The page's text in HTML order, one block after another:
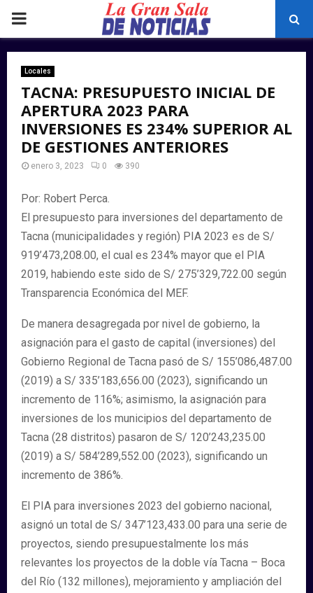
PRIMARY
MENU
Locales
TACNA: PRESUPUESTO INICIAL DE
APERTURA 2023 PARA
INVERSIONES ES 234% SUPERIOR AL
DE GESTIONES ANTERIORES
enero 3, 2023 0 390
Por: Robert Perca.
El presupuesto para inversiones del departamento de
Tacna (municipalidades y región) PIA 2023 es de S/
919’473,208.00, el cual es 234% mayor que el PIA
2019, habiendo este sido de S/ 275’329,722.00 según
Transparencia Económica del MEF.
De manera desagregada por nivel de gobierno, la
asignación para el gasto de capital (inversiones) del
Gobierno Regional de Tacna pasó de S/ 155’086,487.00
(2019) a S/ 335’183,656.00 (2023), significando un
incremento de 116%; asimismo, la asignación para
inversiones de los municipios del departamento de
Tacna (28 distritos) pasaron de S/ 120’243,235.00
(2019) a S/ 584’289,552.00 (2023), significando un
incremento de 386%.
El PIA para inversiones 2023 del gobierno nacional,
asignó un total de S/ 347’123,433.00 para una serie de
proyectos, siendo presupuestalmente los más
relevantes los proyectos de la doble vía Tacna – Boca
del Río (132 millones), mejoramiento y ampliación del